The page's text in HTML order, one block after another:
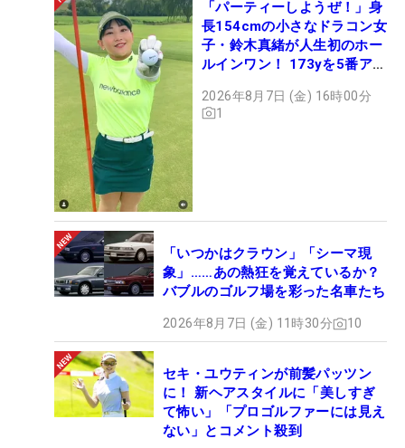
「パーティーしようぜ！」身
長154cmの小さなドラコン女
子・鈴木真緒が人生初のホー
ルインワン！ 173yを5番アイ
2026年8月7日 (金) 16時00分
1
「いつかはクラウン」「シーマ現
象」……あの熱狂を覚えているか？
バブルのゴルフ場を彩った名車たち
2026年8月7日 (金) 11時30分 10
セキ・ユウティンが前髪パッツン
に！ 新ヘアスタイルに「美しすぎ
て怖い」「プロゴルファーには見え
ない」とコメント殺到